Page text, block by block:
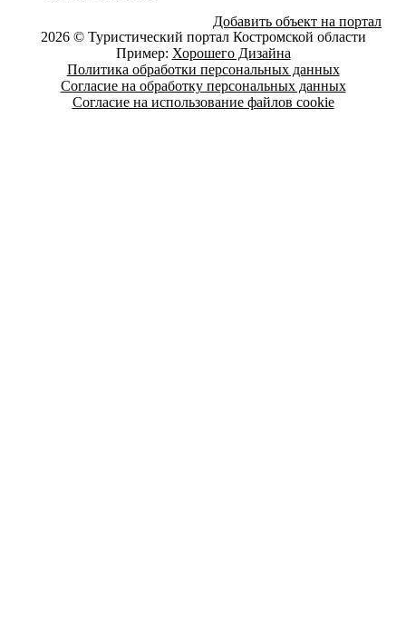
Добавить объект на портал
2026 © Туристический портал Костромской области
Пример: Хорошего Дизайна
Политика обработки персональных данных
Согласие на обработку персональных данных
Согласие на использование файлов cookie